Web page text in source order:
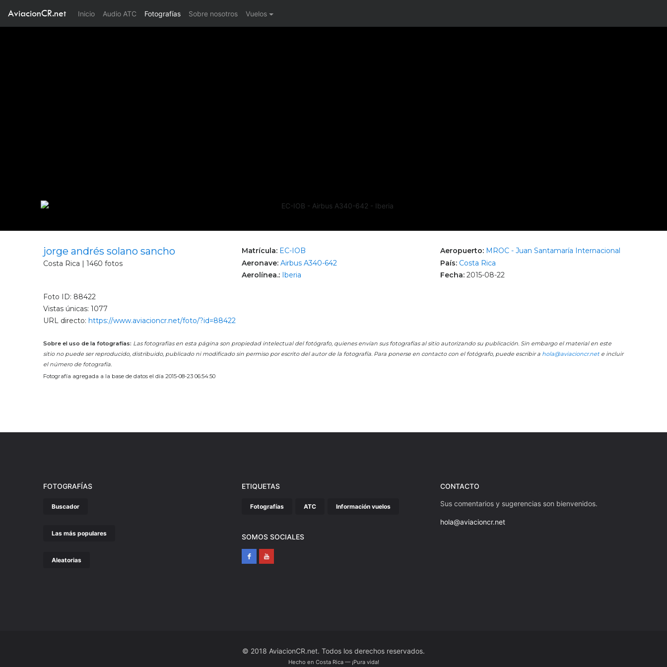
AviacionCR.net Inicio(current)
Audio ATC Fotografías Sobre nosotros Vuelos
jorge andrés solano sancho
Costa Rica | 1460 fotos
Matrícula: EC-IOB
Aeronave: Airbus A340-642
Aerolínea.: Iberia
Aeropuerto: MROC - Juan Santamaría Internacional
País: Costa Rica
Fecha: 2015-08-22
Foto ID: 88422
Vistas únicas: 1077
URL directo: https://www.aviacioncr.net/foto/?id=88422
Sobre el uso de la fotografías: Las fotografías en esta página son propiedad intelectual del fotógrafo, quienes envían sus fotografías al sitio autorizando su publicación. Sin embargo el material en este
sitio no puede ser reproducido, distribuido, publicado ni modificado sin permiso por escrito del autor de la fotografía. Para ponerse en contacto con el fotógrafo, puede escribir a hola@aviacioncr.nete incluir
el número de fotografía.
Fotografía agregada a la base de datos el día 2015-08-23 06:54:50
FOTOGRAFÍAS
Buscador
Las más populares
Aleatorias
ETIQUETAS
Fotografías ATC Información vuelos
SOMOS SOCIALES
CONTACTO
Sus comentarios y sugerencias son bienvenidos.
hola@aviacioncr.net
© 2018 AviacionCR.net. Todos los derechos reservados.
Hecho en Costa Rica — ¡Pura vida!